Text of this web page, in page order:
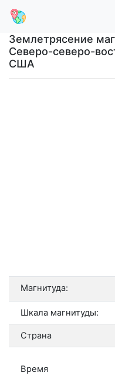
Землетрясение
Северо-северо-
США
Магнитуда:
Шкала магнитуды:
Страна
Время